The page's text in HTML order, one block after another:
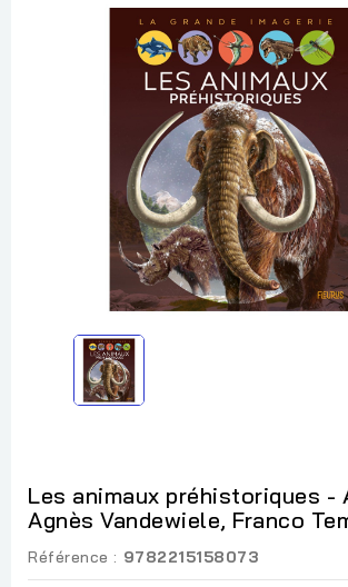
Les animaux préhistoriques -
Agnès Vandewiele, Franco
Référence : 9782215158073